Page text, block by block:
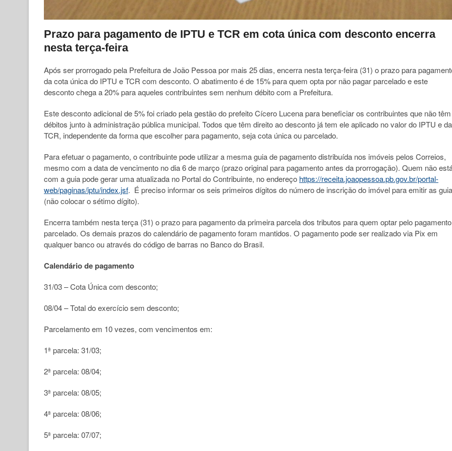
Prazo para pagamento de IPTU e TCR em cota única com desconto encerra
nesta terça-feira
Após ser prorrogado pela Prefeitura de João Pessoa por mais 25 dias, encerra nesta terça-feira (31) o prazo para
da cota única do IPTU e TCR com desconto. O abatimento é de 15% para quem opta por não pagar parcelado e este
desconto chega a 20% para aqueles contribuintes sem nenhum débito com a Prefeitura.
Este desconto adicional de 5% foi criado pela gestão do prefeito Cícero Lucena para beneficiar os contribuintes que não têm
débitos junto à administração pública municipal. Todos que têm direito ao desconto já tem ele aplicado no valor do IPTU e da
TCR, independente da forma que escolher para pagamento, seja cota única ou parcelado.
Para efetuar o pagamento, o contribuinte pode utilizar a mesma guia de pagamento distribuída nos imóveis pelos Correios,
mesmo com a data de vencimento no dia 6 de março (prazo original para pagamento antes da prorrogação). Quem não
com a guia pode gerar uma atualizada no Portal do Contribuinte, no endereço https://receita.joaopessoa.pb.gov.br/portal-
web/paginas/iptu/index.jsf. É preciso informar os seis primeiros dígitos do número de inscrição do imóvel para emitir as
(não colocar o sétimo dígito).
Encerra também nesta terça (31) o prazo para pagamento da primeira parcela dos tributos para quem optar pelo pagamento
parcelado. Os demais prazos do calendário de pagamento foram mantidos. O pagamento pode ser realizado via Pix em
qualquer banco ou através do código de barras no Banco do Brasil.
Calendário de pagamento
31/03 – Cota Única com desconto;
08/04 – Total do exercício sem desconto;
Parcelamento em 10 vezes, com vencimentos em:
1ª parcela: 31/03;
2ª parcela: 08/04;
3ª parcela: 08/05;
4ª parcela: 08/06;
5ª parcela: 07/07;